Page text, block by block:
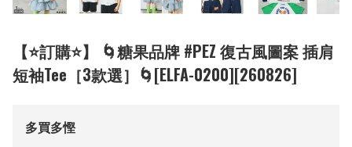
【⭐訂購⭐】 🌀糖果品牌 #PEZ 復古風圖案 插肩
短袖Tee［3款選］🌀[ELFA-0200][260826]
多買多慳